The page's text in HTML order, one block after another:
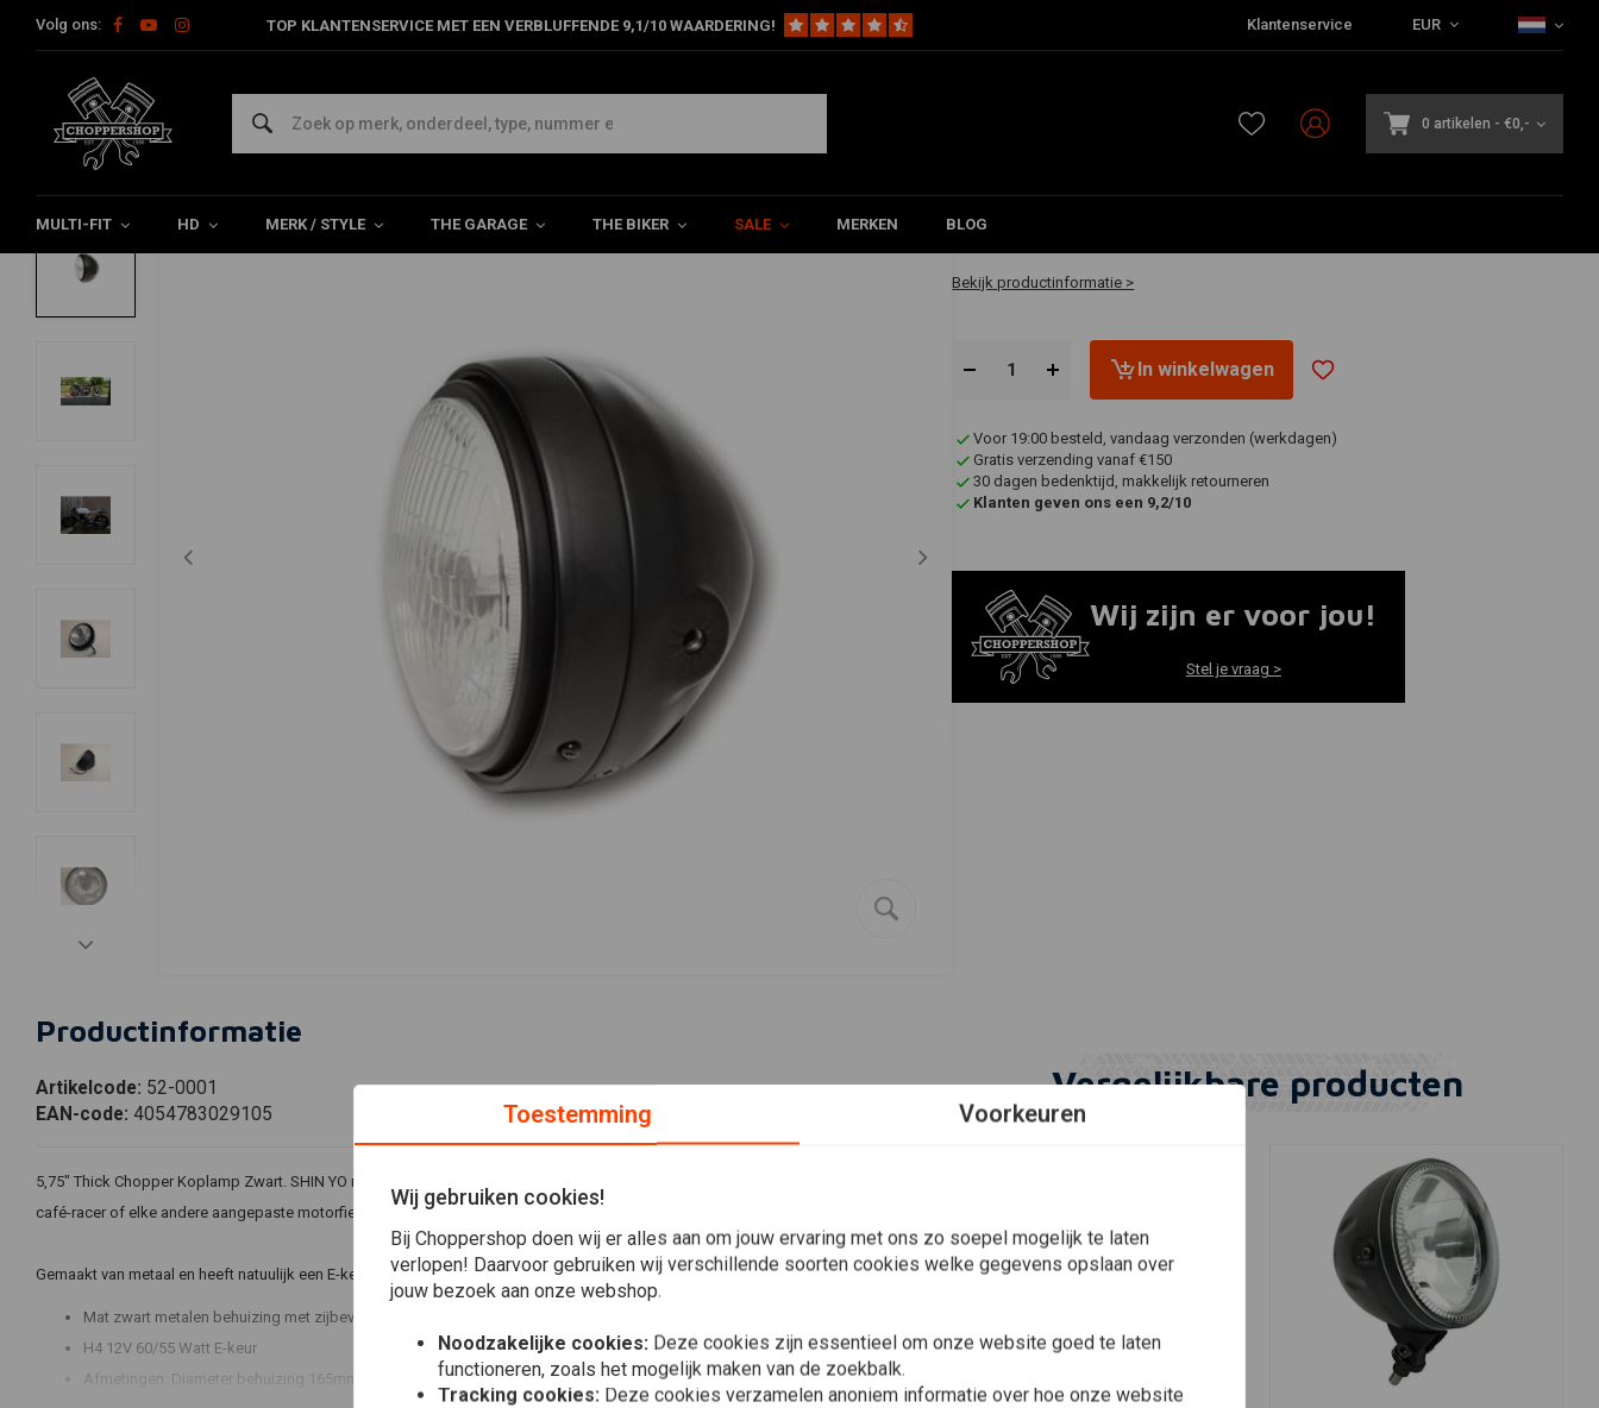
Volg ons: TOP KLANTENSERVICE MET EEN VERBLUFFENDE 9,1/10 WAARDERING! Klantenservice EUR
0 artikelen - €0,-
MULTI-FIT HD MERK / STYLE THE GARAGE THE BIKER SALE MERKEN BLOG
Home Multi-fit Verlichting Koplampen 5,75" Thick Zwart Chopper Koplamp
5,75" Thick Zwart Chopper Koplamp
0/5 (0 reviews)
€69,97
Bekijk productinformatie >
In winkelwagen
Voor 19:00 besteld, vandaag verzonden (werkdagen)
Gratis verzending vanaf €150
30 dagen bedenktijd, makkelijk retourneren
Klanten geven ons een 9,2/10
Wij zijn er voor jou!
Stel je vraag >
Productinformatie
Artikelcode: 52-0001
EAN-code: 4054783029105
5,75" Thick Chopper Koplamp Zwart. SHIN YO merk, met stadslicht voor zijmontage. Het is de ideale pasvorm voor elke Chopper,
café-racer of elke andere aangepaste motorfiets.
Gemaakt van metaal en heeft natuulijk een E-keur!
Mat zwart metalen behuizing met zijbevestiging
H4 12V 60/55 Watt E-keur
Afmetingen: Diameter behuizing 165mm, totale diepte incl. Bolling glas 145mm, M8 bout, afstand achterkant tot midden
Vergelijkbare producten
Toestemming Voorkeuren
Wij gebruiken cookies!
Bij Choppershop doen wij er alles aan om jouw ervaring met ons zo soepel mogelijk te laten
verlopen! Daarvoor gebruiken wij verschillende soorten cookies welke gegevens opslaan over
jouw bezoek aan onze webshop.
Noodzakelijke cookies: Deze cookies zijn essentieel om onze website goed te laten
functioneren, zoals het mogelijk maken van de zoekbalk.
Tracking cookies: Deze cookies verzamelen anoniem informatie over hoe onze website